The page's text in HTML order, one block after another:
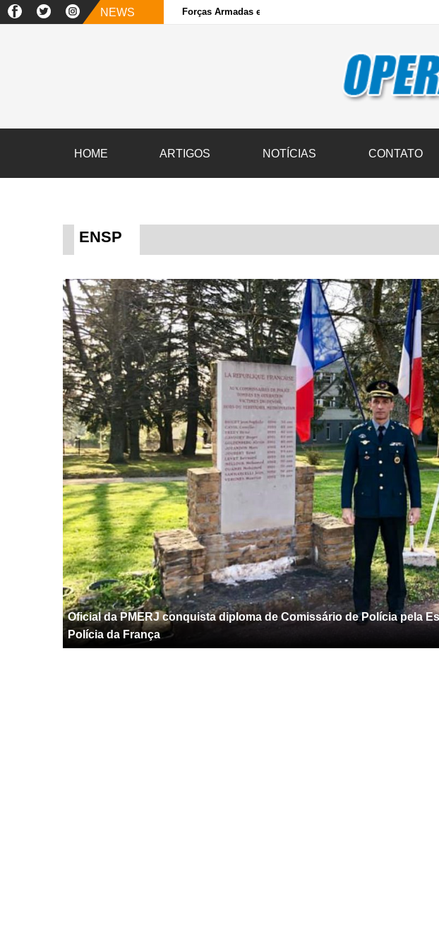
NEWS Forças Armadas e sociedade civil transportam 3,6 mil
HOME ARTIGOS NOTÍCIAS CONTATO
ENSP
Oficial da PMERJ conquista diploma de Comissário de Polícia pela
Polícia da França